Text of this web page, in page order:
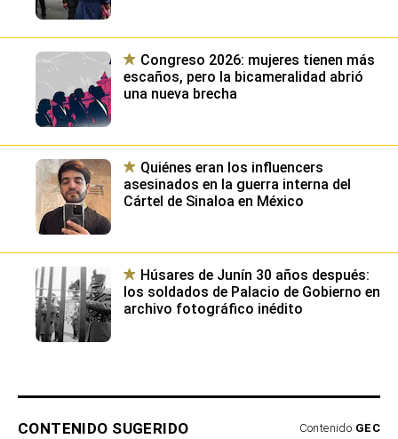
Congreso 2026: mujeres tienen más
escaños, pero la bicameralidad abrió
una nueva brecha
Quiénes eran los influencers
asesinados en la guerra interna del
Cártel de Sinaloa en México
Húsares de Junín 30 años después:
los soldados de Palacio de Gobierno en
archivo fotográfico inédito
CONTENIDO SUGERIDO Contenido GEC